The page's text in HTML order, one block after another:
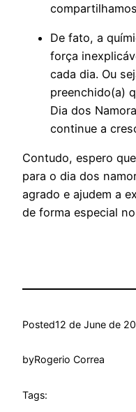
De fato, a
força
cada dia. Ou
preenchido(a)
Dia dos
continue a
Contudo, espero
para o dia dos
agrado e ajudem a
de forma especial
Posted12 de June de
byRogerio Correa
Tags: